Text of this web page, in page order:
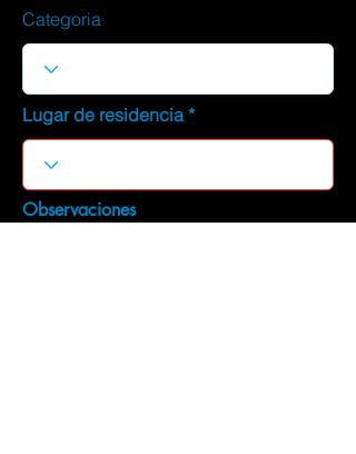
Categoria
Lugar de residencia
Observaciones